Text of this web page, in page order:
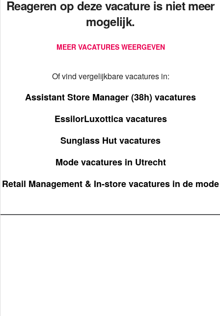
Reageren op deze vacature is niet meer
mogelijk.
MEER VACATURES WEERGEVEN
Of vind vergelijkbare vacatures in:
Assistant Store Manager (38h) vacatures
EssilorLuxottica vacatures
Sunglass Hut vacatures
Mode vacatures in Utrecht
Retail Management & In-store vacatures in de mode